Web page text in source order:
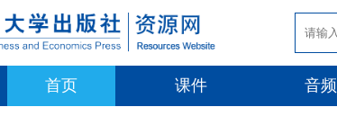
首页 课件 音频